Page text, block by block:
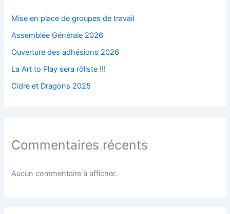
Mise en place de groupes de travail
Assemblée Générale 2026
Ouverture des adhésions 2026
La Art to Play sera rôliste !!!
Cidre et Dragons 2025
Commentaires récents
Aucun commentaire à afficher.